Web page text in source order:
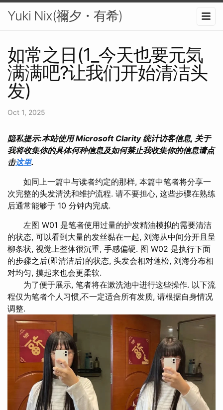
Yuki Nix(禰夕・有希)
如常之日(1_今天也要元気
满满吧?让我们开始清洁头
发)
Oct 1, 2025
隐私提示:本站使用 Microsoft Clarity 统计访客信息, 关于
我将收集你的具体何种信息及如何禁止我收集你的信息请点
击这里.
如同上一篇中与读者约定的那样, 本篇中笔者将分享一
次完整的头发清洗和维护流程. 请不要担心, 这些步骤在熟练
后通常能够于 10 分钟内完成.
左图 W01 是笔者使用过量的护发精油模拟的需要清洁
的状态, 可以看到大量的发丝黏在一起, 刘海从中间分开且呈
柳条状, 视觉上整体很沉重, 手感偏硬. 图 W02 是执行下面
的步骤之后(即清洁后)的状态, 头发会相对蓬松, 刘海分布相
对均匀, 摸起来也会更柔软.
为了便于展示, 笔者将在漱洗池中进行这些操作. 以下流
程仅为笔者个人习惯,不一定适合所有发质, 请根据自身情况
调整.